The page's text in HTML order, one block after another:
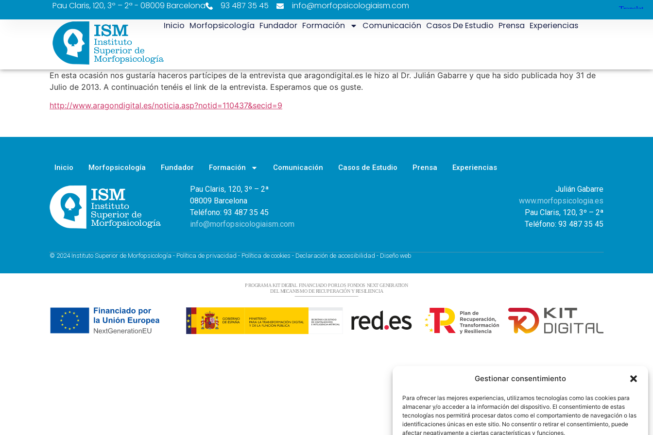
Gestionar consentimiento
Para ofrecer las mejores experiencias, utilizamos tecnologías como las cookies para
almacenar y/o acceder a la información del dispositivo. El consentimiento de estas
tecnologías nos permitirá procesar datos como el comportamiento de navegación o las
identificaciones únicas en este sitio. No consentir o retirar el consentimiento, puede
afectar negativamente a ciertas características y funciones.
Pau Claris, 120, 3º – 2ª - 08009 Barcelona 93 487 35 45
info@morfopsicologiaism.com
Inicio Morfopsicología Fundador Formación Comunicación Casos De Estudio Prensa Experiencias
En esta ocasión nos gustaría haceros partícipes de la entrevista que aragondigital.es le hizo al Dr. Julián Gabarre y que ha sido publicada hoy 31 de
Julio de 2013. A continuación tenéis el link de la entrevista. Esperamos que os guste.
http://www.aragondigital.es/noticia.asp?notid=110437&secid=9
Inicio Morfopsicología Fundador Formación Comunicación Casos de Estudio Prensa Experiencias
Pau Claris, 120, 3º – 2ª
08009 Barcelona
Teléfono: 93 487 35 45
info@morfopsicologiaism.com
Julián Gabarre
www.morfopsicologia.es
Pau Claris, 120, 3º – 2ª
Teléfono: 93 487 35 45
© 2024 Instituto Superior de Morfopsicología - Política de privacidad - Política de cookies - Declaración de accesibilidad - Diseño web